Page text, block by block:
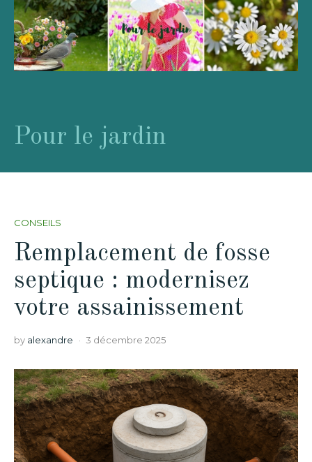
Pour le jardin
CONSEILS
Remplacement de fosse
septique : modernisez
votre assainissement
by alexandre 3 décembre 2025